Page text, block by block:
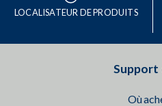
LOCALISATEUR DE PRODUITS
Support
Où